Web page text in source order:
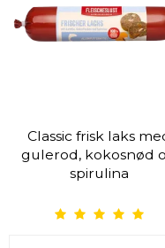
Classic frisk laks
gulerod, kokosnød
spirulina